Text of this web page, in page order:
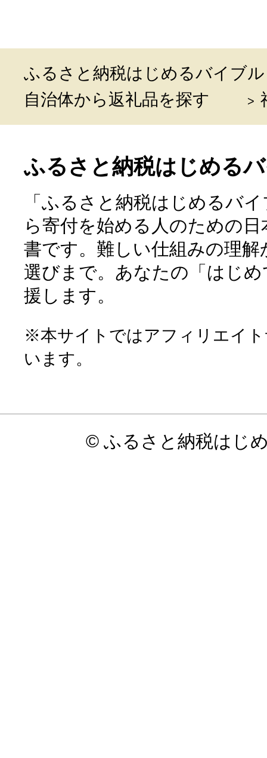
ふるさと納税はじめるバイブル
自治体から返礼品を探す
ふるさと納税はじめる
「ふるさと納税はじめるバ
ら寄付を始める人のための
書です。難しい仕組みの理
選びまで。あなたの「はじ
援します。
※本サイトではアフィリエイ
います。
© ふるさと納税はじ